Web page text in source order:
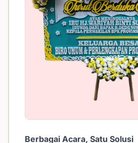
Berbagai Acara, Satu Solusi